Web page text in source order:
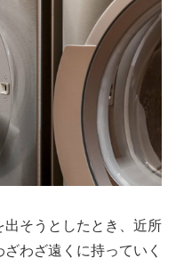
そうとしたとき、近所
わざ遠くに持っていく